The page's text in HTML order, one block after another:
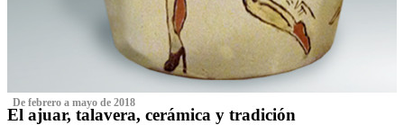
‌ De febrero a mayo de 2018
El ajuar, talavera, cerámica y tradición